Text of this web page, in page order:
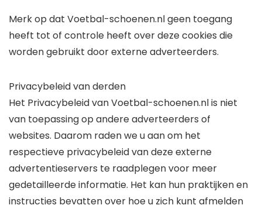
Merk op dat Voetbal-schoenen.nl geen toegang
heeft tot of controle heeft over deze cookies die
worden gebruikt door externe adverteerders.
Privacybeleid van derden
Het Privacybeleid van Voetbal-schoenen.nl is niet
van toepassing op andere adverteerders of
websites. Daarom raden we u aan om het
respectieve privacybeleid van deze externe
advertentieservers te raadplegen voor meer
gedetailleerde informatie. Het kan hun praktijken en
instructies bevatten over hoe u zich kunt afmelden